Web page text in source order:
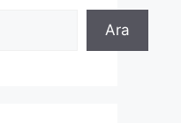
Ara